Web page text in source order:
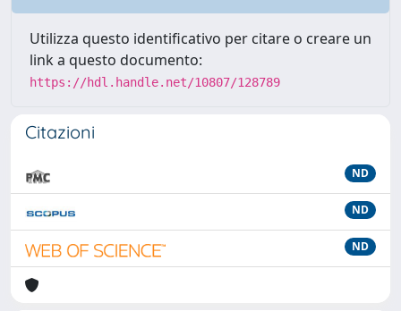
Utilizza questo identificativo per citare o creare un
link a questo documento:
https://hdl.handle.net/10807/128789
Citazioni
ND
ND
ND